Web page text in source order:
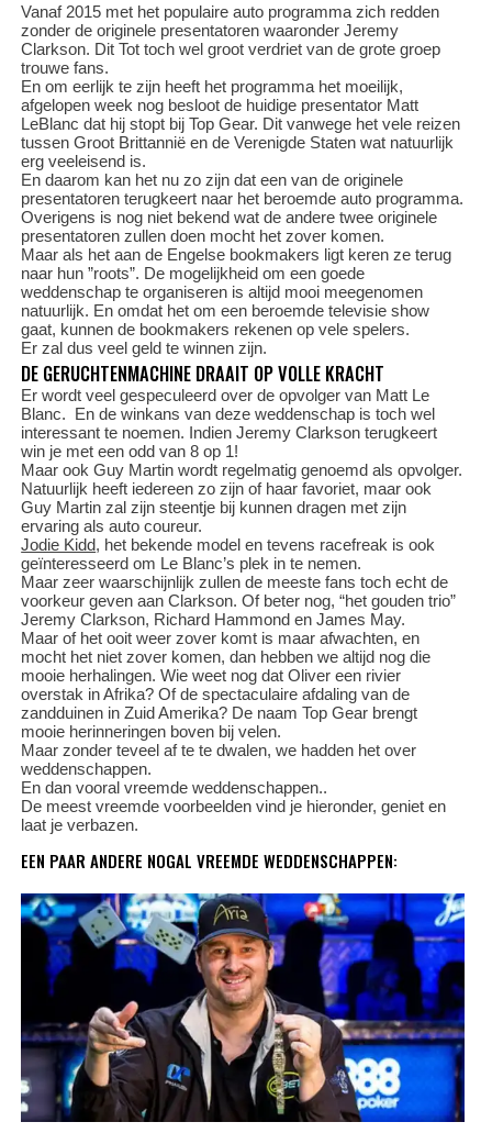
Vanaf 2015 met het populaire auto programma zich redden
zonder de originele presentatoren waaronder Jeremy
Clarkson. Dit Tot toch wel groot verdriet van de grote groep
trouwe fans.
En om eerlijk te zijn heeft het programma het moeilijk,
afgelopen week nog besloot de huidige presentator Matt
LeBlanc dat hij stopt bij Top Gear. Dit vanwege het vele reizen
tussen Groot Brittannië en de Verenigde Staten wat natuurlijk
erg veeleisend is.
En daarom kan het nu zo zijn dat een van de originele
presentatoren terugkeert naar het beroemde auto programma.
Overigens is nog niet bekend wat de andere twee originele
presentatoren zullen doen mocht het zover komen.
Maar als het aan de Engelse bookmakers ligt keren ze terug
naar hun ”roots”. De mogelijkheid om een goede
weddenschap te organiseren is altijd mooi meegenomen
natuurlijk. En omdat het om een beroemde televisie show
gaat, kunnen de bookmakers rekenen op vele spelers.
Er zal dus veel geld te winnen zijn.
DE GERUCHTENMACHINE DRAAIT OP VOLLE KRACHT
Er wordt veel gespeculeerd over de opvolger van Matt Le
Blanc. En de winkans van deze weddenschap is toch wel
interessant te noemen. Indien Jeremy Clarkson terugkeert
win je met een odd van 8 op 1!
Maar ook Guy Martin wordt regelmatig genoemd als opvolger.
Natuurlijk heeft iedereen zo zijn of haar favoriet, maar ook
Guy Martin zal zijn steentje bij kunnen dragen met zijn
ervaring als auto coureur.
Jodie Kidd, het bekende model en tevens racefreak is ook
geïnteresseerd om Le Blanc’s plek in te nemen.
Maar zeer waarschijnlijk zullen de meeste fans toch echt de
voorkeur geven aan Clarkson. Of beter nog, “het gouden trio”
Jeremy Clarkson, Richard Hammond en James May.
Maar of het ooit weer zover komt is maar afwachten, en
mocht het niet zover komen, dan hebben we altijd nog die
mooie herhalingen. Wie weet nog dat Oliver een rivier
overstak in Afrika? Of de spectaculaire afdaling van de
zandduinen in Zuid Amerika? De naam Top Gear brengt
mooie herinneringen boven bij velen.
Maar zonder teveel af te te dwalen, we hadden het over
weddenschappen.
En dan vooral vreemde weddenschappen..
De meest vreemde voorbeelden vind je hieronder, geniet en
laat je verbazen.
EEN PAAR ANDERE NOGAL VREEMDE WEDDENSCHAPPEN: